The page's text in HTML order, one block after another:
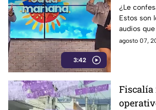
3:42
'Cada
¿Le
Estos son
audios
‘Cada
agosto 07,
Fiscalía